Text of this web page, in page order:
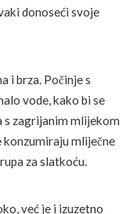
donoseći svoje
i brza. Počinje s
vode, kako bi se
s zagrijanim mlijekom
konzumiraju mliječne
za slatkoću.
već je i izuzetno